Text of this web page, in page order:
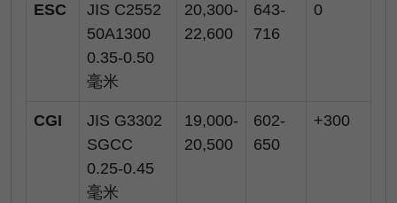
ESC
JIS C2552
50A1300
0.35-0.50
毫米
20,300-
22,600
643-
716
0
CGI
JIS G3302
SGCC
0.25-0.45
毫米
19,000-
20,500
602-
650
+300